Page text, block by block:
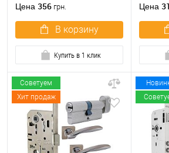
Цена 356 грн.
В корзину
Купить в 1 клик
Цена
Советуем
Хит продаж